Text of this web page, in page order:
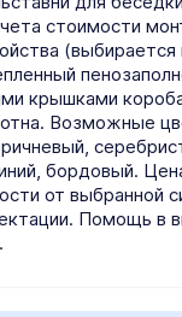
стоимости
(выбирается
крышками
Возможные
бордовый.
от выбранной
Помощь в
.